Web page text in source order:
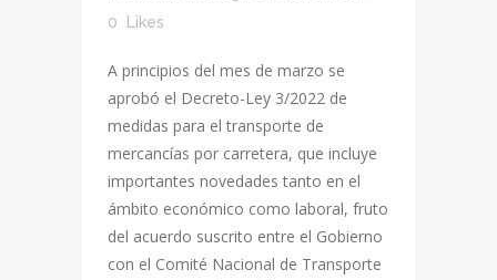
0
Likes
A principios del mes de marzo se
aprobó el Decreto-Ley 3/2022 de
medidas para el transporte de
mercancías por carretera, que incluye
importantes novedades tanto en el
ámbito económico como laboral, fruto
del acuerdo suscrito entre el Gobierno
con el Comité Nacional de Transporte